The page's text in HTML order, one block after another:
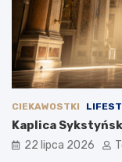
CIEKAWOSTKI
Kaplica
22 lipca 2026